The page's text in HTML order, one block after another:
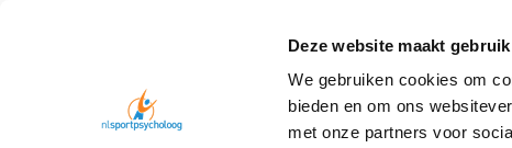
Deze website maakt
We gebruiken cookies om
bieden en om ons
met onze partners voor